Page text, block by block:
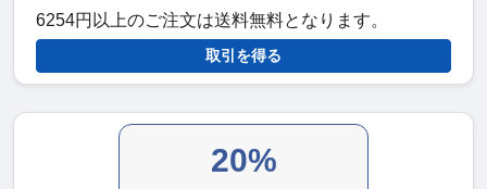
6254円以上のご注文は送料無料となります。
取引を得る
20%